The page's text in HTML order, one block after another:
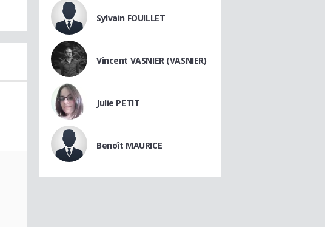
Sylvain FOUILLET
Vincent VASNIER (VASNIER)
Julie PETIT
Benoît MAURICE